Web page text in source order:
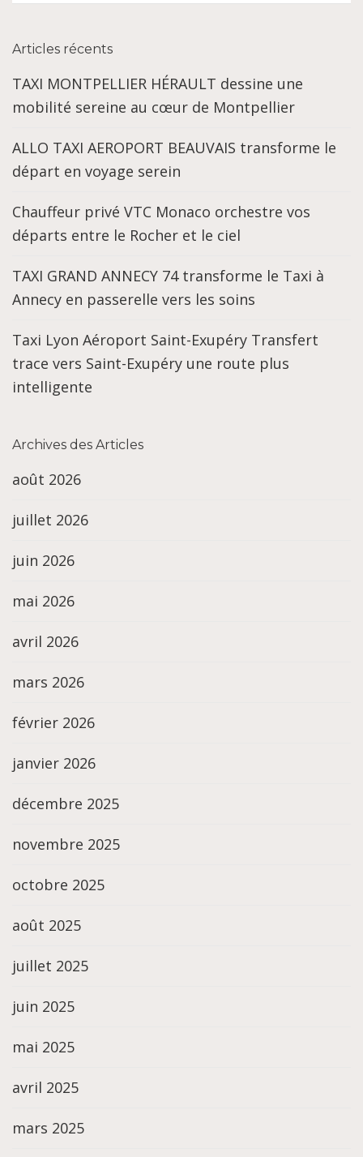
Articles récents
TAXI MONTPELLIER HÉRAULT dessine une
mobilité sereine au cœur de Montpellier
ALLO TAXI AEROPORT BEAUVAIS transforme le
départ en voyage serein
Chauffeur privé VTC Monaco orchestre vos
départs entre le Rocher et le ciel
TAXI GRAND ANNECY 74 transforme le Taxi à
Annecy en passerelle vers les soins
Taxi Lyon Aéroport Saint-Exupéry Transfert
trace vers Saint-Exupéry une route plus
intelligente
Archives des Articles
août 2026
juillet 2026
juin 2026
mai 2026
avril 2026
mars 2026
février 2026
janvier 2026
décembre 2025
novembre 2025
octobre 2025
août 2025
juillet 2025
juin 2025
mai 2025
avril 2025
mars 2025